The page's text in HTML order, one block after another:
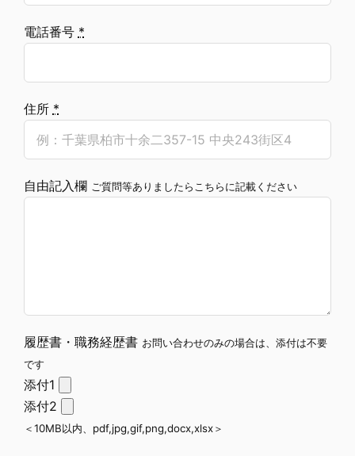
電話番号 *
住所 *
自由記入欄 ご質問等ありましたらこちらに記載ください
履歴書・職務経歴書 お問い合わせのみの場合は、添付は不要
です
添付1
添付2
＜10MB以内、pdf,jpg,gif,png,docx,xlsx＞